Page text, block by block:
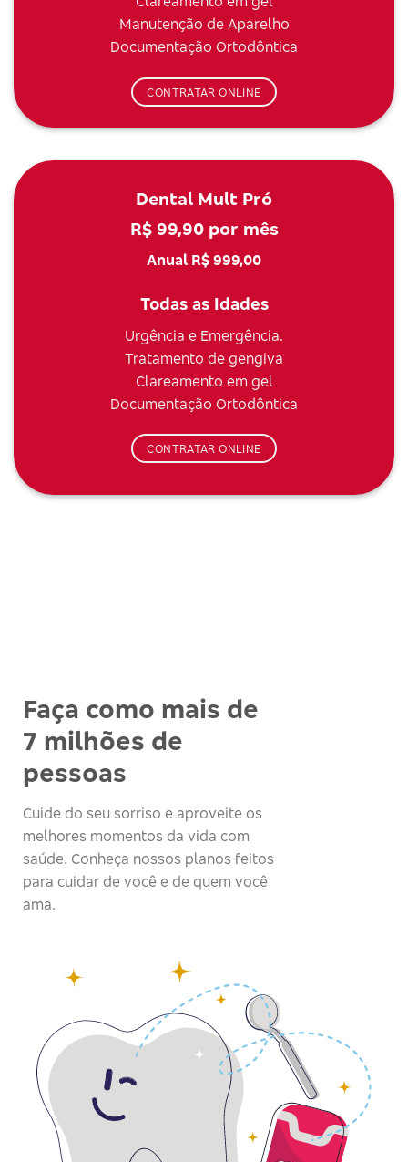
Manutenção de Aparelho
Documentação Ortodôntica
CONTRATAR ONLINE
Dental Mult Pró
R$ 99,90 por mês
Anual R$ 999,00
Todas as Idades
Urgência e Emergência.
Tratamento de gengiva
Clareamento em gel
Documentação Ortodôntica
CONTRATAR ONLINE
Faça como mais de
7 milhões de
pessoas
Cuide do seu sorriso e aproveite os
melhores momentos da vida com
saúde. Conheça nossos planos feitos
para cuidar de você e de quem você
ama.